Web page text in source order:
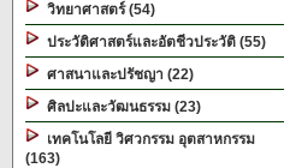
วิทยาศาสตร์ (54)
ประวัติศาสตร์และอัตชีวประวัติ (55)
ศาสนาและปรัชญา (22)
ศิลปะและวัฒนธรรม (23)
เทคโนโลยี วิศวกรรม อุตสาหกรรม
(163)